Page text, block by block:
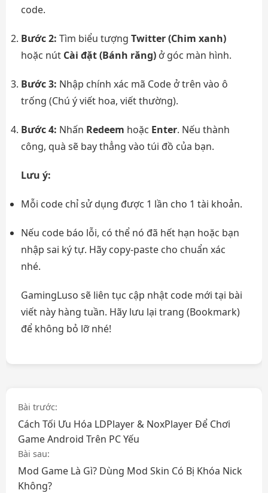
code.
Bước 2: Tìm biểu tượng Twitter (Chim xanh)
hoặc nút Cài đặt (Bánh răng) ở góc màn hình.
Bước 3: Nhập chính xác mã Code ở trên vào ô
trống (Chú ý viết hoa, viết thường).
Bước 4: Nhấn Redeem hoặc Enter. Nếu thành
công, quà sẽ bay thẳng vào túi đồ của bạn.
Lưu ý:
Mỗi code chỉ sử dụng được 1 lần cho 1 tài khoản.
Nếu code báo lỗi, có thể nó đã hết hạn hoặc bạn
nhập sai ký tự. Hãy copy-paste cho chuẩn xác
nhé.
GamingLuso sẽ liên tục cập nhật code mới tại bài
viết này hàng tuần. Hãy lưu lại trang (Bookmark)
để không bỏ lỡ nhé!
Điều
hướng
bài
viết
Bài trước:
Cách Tối Ưu Hóa LDPlayer & NoxPlayer Để Chơi
Game Android Trên PC Yếu
Bài sau:
Mod Game Là Gì? Dùng Mod Skin Có Bị Khóa Nick
Không?